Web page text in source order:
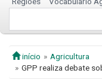
início
Agricultura
GPP realiza debate